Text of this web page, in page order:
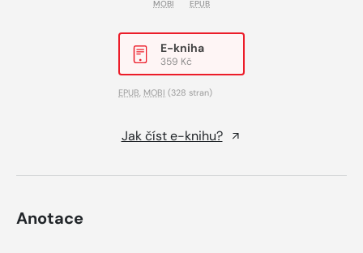
MOBI EPUB
E-kniha
359 Kč
EPUB, MOBI (328 stran)
Jak číst e-knihu?
Anotace